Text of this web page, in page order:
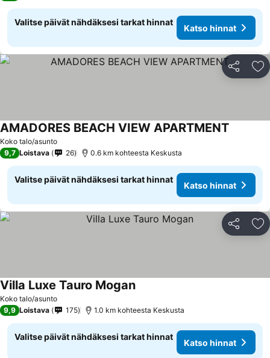
Valitse päivät nähdäksesi tarkat hinnat
Katso hinnat
Jaa
Koko talo/asunto
AMADORES BEACH VIEW APARTMENT
9,7 Loistava 26 0.6 km kohteesta Keskusta
Valitse päivät nähdäksesi tarkat hinnat
Katso hinnat
Jaa
Koko talo/asunto
Villa Luxe Tauro Mogan
9,9 Loistava 175 1.0 km kohteesta Keskusta
Valitse päivät nähdäksesi tarkat hinnat
Katso hinnat